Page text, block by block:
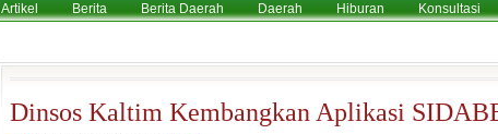
Artikel Berita Berita Daerah Daerah Hiburan Konsultasi
Dinsos Kaltim Kembangkan Aplikasi